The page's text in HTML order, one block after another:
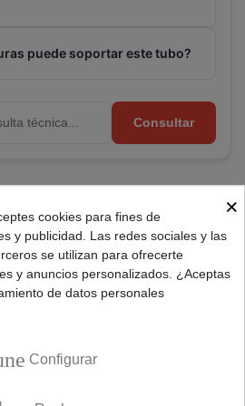
puede soportar este tubo?
Consultar
con conectores de cobre
acondicionado.
×
cookies para fines de
y publicidad. Las redes sociales y las
se utilizan para ofrecerte
y anuncios personalizados. ¿Aceptas
de datos personales
Configurar